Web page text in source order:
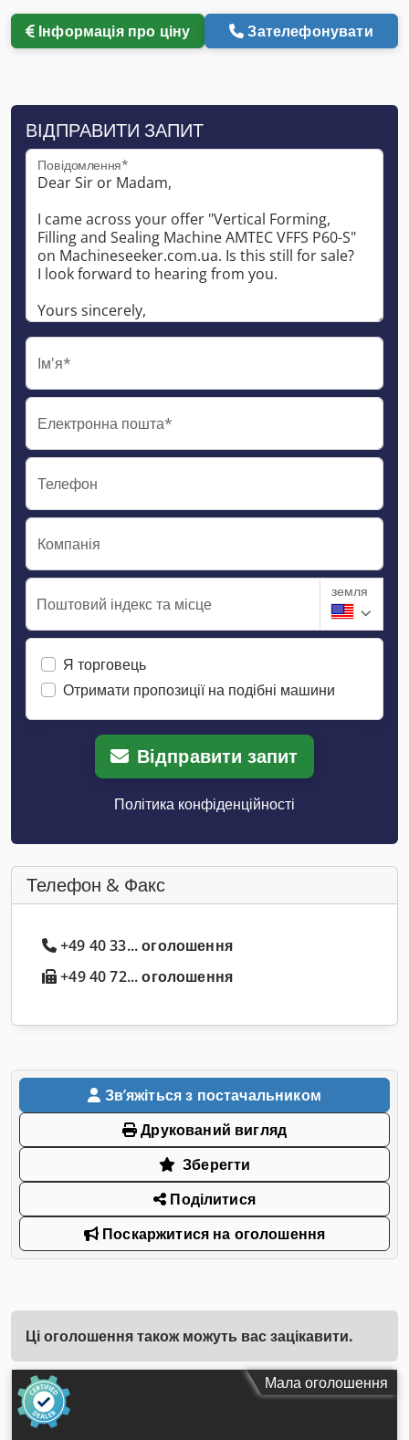
Інформація про ціну Зателефонувати
ВІДПРАВИТИ ЗАПИТ
Повідомлення*
Ім'я*
Електронна пошта*
Телефон
Компанія
Поштовий індекс та місце
земля
Я торговець
Отримати пропозиції на подібні машини
Відправити запит
Політика конфіденційності
Телефон & Факс
+49 40 33... оголошення
+49 40 72... оголошення
Звʼяжіться з постачальником
Друкований вигляд
Зберегти
Поділитися
Поскаржитися на оголошення
Ці оголошення також можуть вас зацікавити.
Мала оголошення